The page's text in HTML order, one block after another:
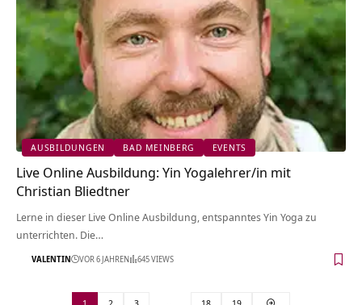
AUSBILDUNGEN BAD MEINBERG EVENTS
Live Online Ausbildung: Yin Yogalehrer/in mit
Christian Bliedtner
Lerne in dieser Live Online Ausbildung, entspanntes Yin Yoga zu
unterrichten. Die…
VALENTIN VOR 6 JAHREN 645 VIEWS